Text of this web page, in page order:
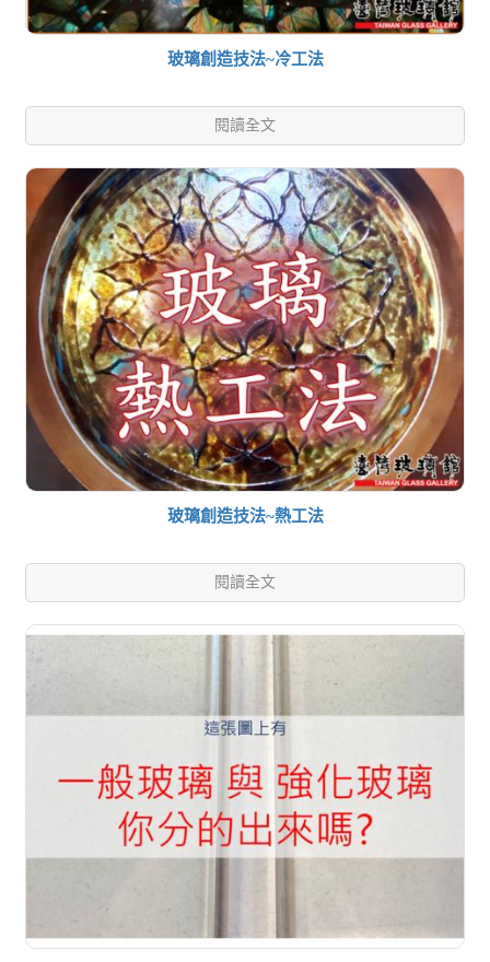
玻璃創造技法~冷工法
閱讀全文
玻璃創造技法~熱工法
閱讀全文